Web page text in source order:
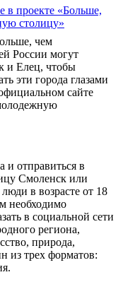
чем
России могут
и Елец, чтобы
эти города глазами
сайте
и отправиться в
Смоленск или
в возрасте от 18
необходимо
в социальной сети
региона,
природа,
из трех форматов: